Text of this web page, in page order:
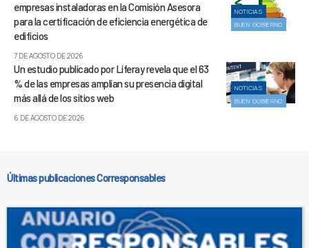
NOTICIAS
BUEN GOBIERNO
empresas instaladoras en la Comisión Asesora
para la certificación de eficiencia energética de
edificios
7 DE AGOSTO DE 2026
NOTICIAS
BUEN GOBIERNO
Un estudio publicado por Liferay revela que el 63
% de las empresas amplían su presencia digital
más allá de los sitios web
6 DE AGOSTO DE 2026
Últimas publicaciones Corresponsables